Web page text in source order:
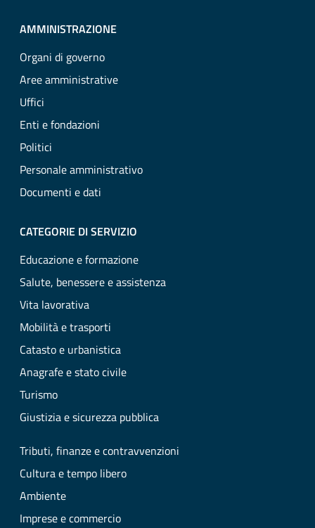
AMMINISTRAZIONE
Organi di governo
Aree amministrative
Uffici
Enti e fondazioni
Politici
Personale amministrativo
Documenti e dati
CATEGORIE DI SERVIZIO
Educazione e formazione
Salute, benessere e assistenza
Vita lavorativa
Mobilità e trasporti
Catasto e urbanistica
Anagrafe e stato civile
Turismo
Giustizia e sicurezza pubblica
Tributi, finanze e contravvenzioni
Cultura e tempo libero
Ambiente
Imprese e commercio